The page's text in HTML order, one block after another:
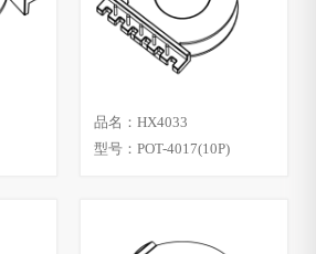
品名：HX4033
型号：POT-4017(10P)